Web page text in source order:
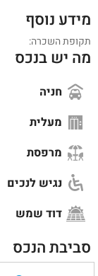
מידע נוסף
תקופת השכרה:
מה יש בנכס
חניה
מעלית
מרפסת
נגיש לנכים
דוד שמש
סביבת הנכס